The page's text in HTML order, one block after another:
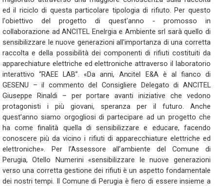
ed il riciclo di questa particolare tipologia di rifiuto. Per questo
l'obiettivo del progetto di quest'anno - promosso in
collaborazione ad ANCITEL Enelrgia e Ambiente srl sarà quello di
sensibilizzare le nuove generazioni all'importanza di una corretta
raccolta e della possibilità dei componenti di rifiuti costituiti da
apparechiature elettriche ed elettroniche attraverso il laboratorio
interattivo “RAEE LAB”. «Da anni, Ancitel E&A è al fianco di
GESENU – il commento del Consigliere Delegato di ANCITEL
Giuseppe Rinaldi – per portare avanti iniziative che vedono
protagonisti i più giovani, speranza per il futuro. Anche
quest’anno siamo orgogliosi di partecipare ad un progetto che
ha come finalità quella di sensibilizzare e educare, facendo
conoscere più da vicino i rifiuti di apparecchiature elettriche ed
elettroniche». Per l’Assessore all’ambiente del Comune di
Perugia, Otello Numerini «sensibilizzare le nuove generazioni
verso una corretta gestione dei rifiuti è un aspetto fondamentale
dei nostri tempi. Il Comune di Perugia è fiero di essere insieme a